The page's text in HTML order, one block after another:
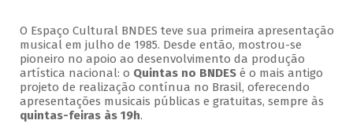
O Espaço Cultural BNDES teve sua primeira apresentação
musical em julho de 1985. Desde então, mostrou-se
pioneiro no apoio ao desenvolvimento da produção
artística nacional: o Quintas no BNDESé o mais antigo
projeto de realização contínua no Brasil, oferecendo
apresentações musicais públicas e gratuitas, sempre às
quintas-feiras às 19h.